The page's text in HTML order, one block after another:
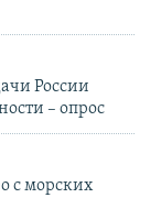
России
– опрос
с морских